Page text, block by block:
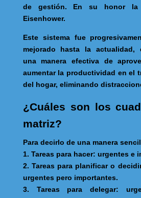
de gestión. En su honor la
Eisenhower.
Este sistema fue
mejorado hasta la actualidad,
una manera efectiva de
aumentar la productividad en el
del hogar, eliminando
¿Cuáles son los
matriz?
Para decirlo de una manera
1. Tareas para hacer: urgentes e
2. Tareas para planificar o
urgentes pero importantes.
3. Tareas para delegar: